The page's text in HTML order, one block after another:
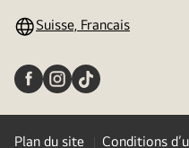
Suisse, Francais
Plan du site Conditions